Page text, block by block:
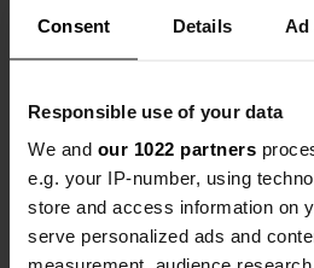
Consent Details Ad
Responsible use of your data
We and our 1022 partners
e.g. your IP-number, using
store and access information on
serve personalized ads and
Estremamente pulito.
giornoPosizione
SY13 2PT, Whixall, Regno
Coordinate
52° 53' 38" N 2° 44' 5" W